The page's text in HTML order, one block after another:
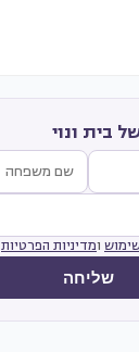
בית ונוי
ומדיניות הפרטיות
שליחה